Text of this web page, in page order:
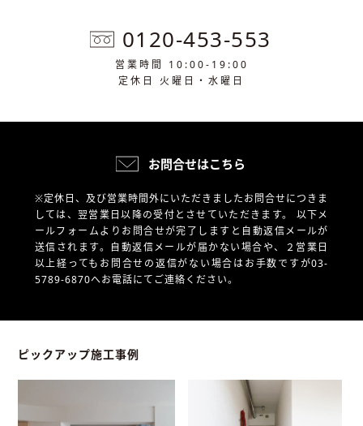
0120-453-553
営業時間 10:00-19:00
定休日 火曜日・水曜日
お問合せはこちら
※定休日、及び営業時間外にいただきましたお問合せにつきま
しては、翌営業日以降の受付とさせていただきます。 以下メ
ールフォームよりお問合せが完了しますと自動返信メールが
送信されます。自動返信メールが届かない場合や、
２営業日
以上経ってもお問合せの返信がない場合はお手数ですが03-
5789-6870へお電話にてご連絡ください。
ピックアップ施工事例